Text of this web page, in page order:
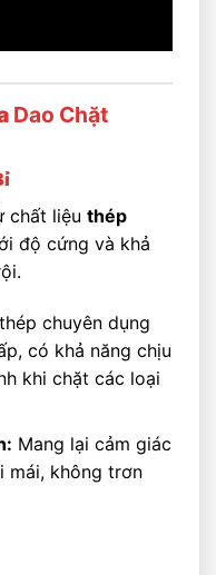
Dao Chặt
chất liệu thép
độ cứng và khả
chuyên dụng
có khả năng chịu
khi chặt các loại
Mang lại cảm giác
mái, không trơn